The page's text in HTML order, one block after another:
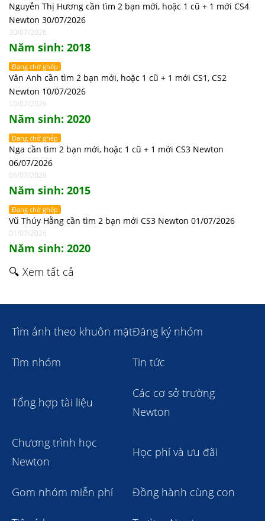
Nguyễn Thị Hương cần tìm 2 bạn mới, hoặc 1 cũ + 1 mới CS4
Newton 30/07/2026
30/07/2026
Năm sinh: 2018
Đang chờ ghép
Vân Anh cần tìm 2 bạn mới, hoặc 1 cũ + 1 mới CS1, CS2
Newton 10/07/2026
10/07/2026
Năm sinh: 2020
Đang chờ ghép
Nga cần tìm 2 bạn mới, hoặc 1 cũ + 1 mới CS3 Newton
06/07/2026
06/07/2026
Năm sinh: 2015
Đang chờ ghép
Vũ Thúy Hằng cần tìm 2 bạn mới CS3 Newton 01/07/2026
01/07/2026
Năm sinh: 2020
🔍 Xem tất cả
Tìm ảnh theo khuôn mặtĐăng ký nhóm
Tìm nhóm Tin tức
Tổng hợp tài liệu
Các cơ sở trường
Newton
Chương trình học
Newton
Học phí và ưu đãi
Gom nhóm miễn phí Đồng hành cùng con